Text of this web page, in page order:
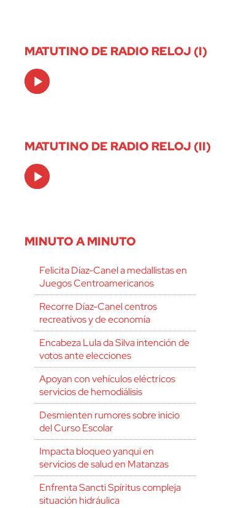
MATUTINO DE RADIO RELOJ (I)
Audio
Player
MATUTINO DE RADIO RELOJ (II)
Audio
Player
MINUTO A MINUTO
Felicita Díaz-Canel a medallistas en
Juegos Centroamericanos
Recorre Díaz-Canel centros
recreativos y de economía
Encabeza Lula da Silva intención de
votos ante elecciones
Apoyan con vehículos eléctricos
servicios de hemodiálisis
Desmienten rumores sobre inicio
del Curso Escolar
Impacta bloqueo yanqui en
servicios de salud en Matanzas
Enfrenta Sancti Spíritus compleja
situación hidráulica